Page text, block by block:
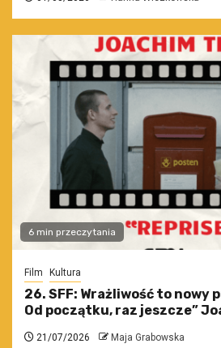
6 min przeczytania
Film Kultura
26. SFF: Wrażliwość to nowy
Od początku, raz jeszcze”
21/07/2026 Maja Grabowska